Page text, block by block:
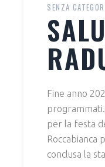
SENZA
Fine anno
per la festa
Roccabianca
conclusa la